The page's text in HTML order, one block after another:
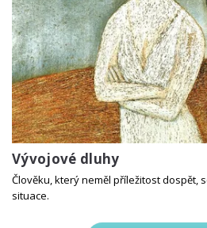
Vývojové dluhy
Člověku, který neměl příležitost dospět,
situace.